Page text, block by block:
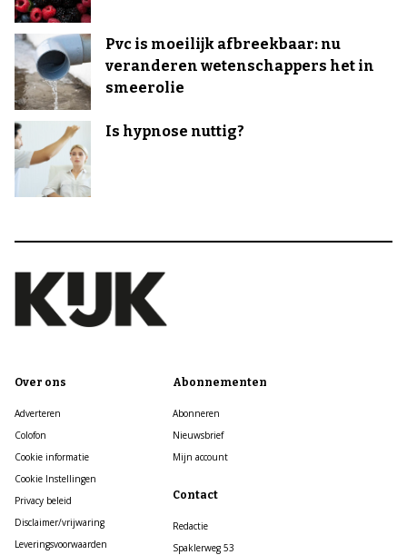
Pvc is moeilijk afbreekbaar: nu
veranderen wetenschappers het in
smeerolie
Is hypnose nuttig?
Over ons
Adverteren
Colofon
Cookie informatie
Cookie Instellingen
Privacy beleid
Disclaimer/vrijwaring
Leveringsvoorwaarden
Abonnementen
Abonneren
Nieuwsbrief
Mijn account
Contact
Redactie
Spaklerweg 53